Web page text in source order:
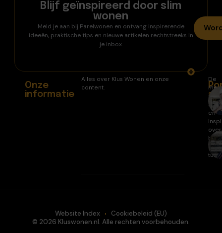
Blijf geïnspireerd door slim
wonen
Meld je aan bij Parelwonen en ontvang inspirerende
ideeën, praktische tips en nieuwe artikelen rechtstreeks in
je inbox.
Onze
informatie
Alles over Klus Wonen en onze
content.
De
en
over
huis
en
tuin.
© 2026 Kluswonen.nl. Alle rechten voorbehouden.
Website Index Cookiebeleid (EU)